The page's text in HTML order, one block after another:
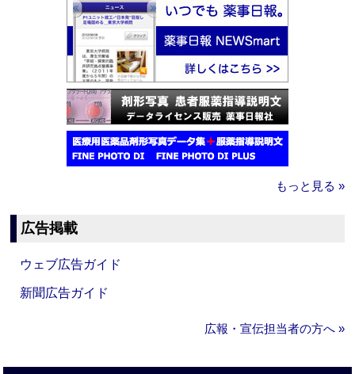
もっと見る »
広告掲載
ウェブ広告ガイド
新聞広告ガイド
広報・宣伝担当者の方へ »